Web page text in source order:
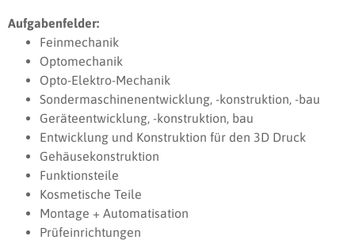
Aufgabenfelder:
Feinmechanik
Optomechanik
Opto-Elektro-Mechanik
Sondermaschinenentwicklung, -konstruktion, -bau
Geräteentwicklung, -konstruktion, bau
Entwicklung und Konstruktion für den 3D Druck
Gehäusekonstruktion
Funktionsteile
Kosmetische Teile
Montage + Automatisation
Prüfeinrichtungen